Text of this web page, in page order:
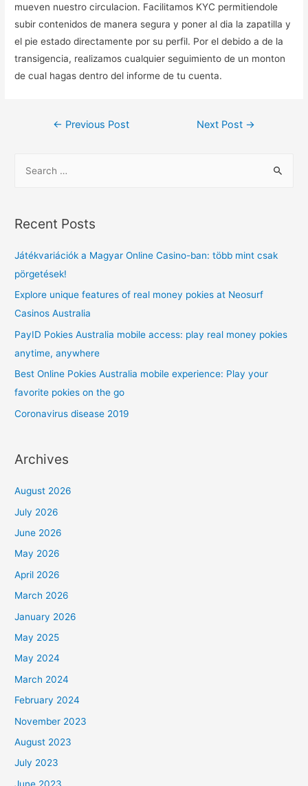
mueven nuestro circulacion. Facilitamos KYC permitiendole
subir contenidos de manera segura y poner al dia la zapatilla y
el pie estado directamente por su perfil. Por el debido a de la
transigencia, realizamos cualquier seguimiento de un monton
de cual hagas dentro del informe de tu cuenta.
Post
← Previous Post Next Post →
r
h
f
o
r
:
Recent Posts
Játékvariációk a Magyar Online Casino-ban: több mint csak
pörgetések!
Explore unique features of real money pokies at Neosurf
Casinos Australia
PayID Pokies Australia mobile access: play real money pokies
anytime, anywhere
Best Online Pokies Australia mobile experience: Play your
favorite pokies on the go
Coronavirus disease 2019
Archives
August 2026
July 2026
June 2026
May 2026
April 2026
March 2026
January 2026
May 2025
May 2024
March 2024
February 2024
November 2023
August 2023
July 2023